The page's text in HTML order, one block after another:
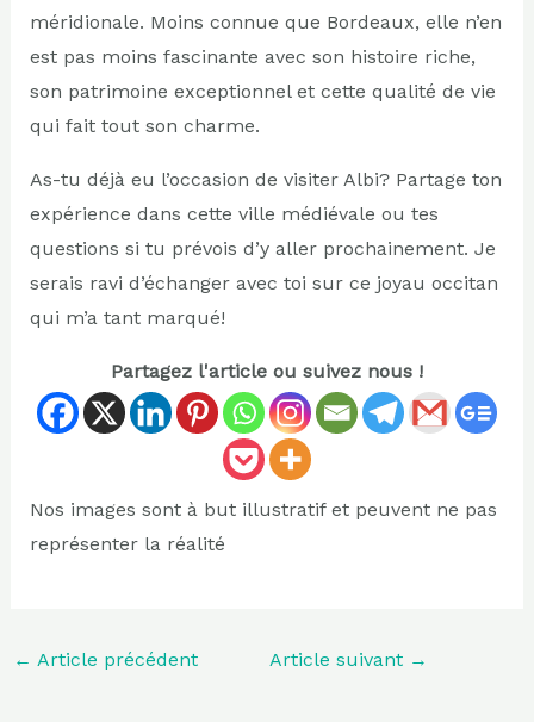
méridionale. Moins connue que Bordeaux, elle n’en
est pas moins fascinante avec son histoire riche,
son patrimoine exceptionnel et cette qualité de vie
qui fait tout son charme.
As-tu déjà eu l’occasion de visiter Albi? Partage ton
expérience dans cette ville médiévale ou tes
questions si tu prévois d’y aller prochainement. Je
serais ravi d’échanger avec toi sur ce joyau occitan
qui m’a tant marqué!
Partagez l'article ou suivez nous !
Nos images sont à but illustratif et peuvent ne pas
représenter la réalité
← Article précédent Article suivant →